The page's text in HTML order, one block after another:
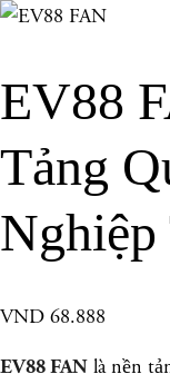
EV88
Tảng
VND 68.888
EV88 FAN là nền